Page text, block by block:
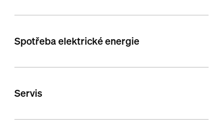
Spotřeba elektrické energie
Servis